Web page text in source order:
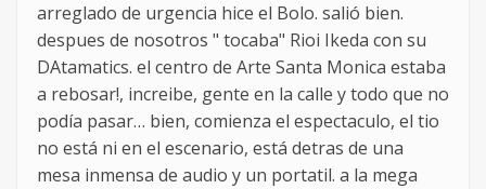
arreglado de urgencia hice el Bolo. salió bien.
despues de nosotros " tocaba" Rioi Ikeda con su
DAtamatics. el centro de Arte Santa Monica estaba
a rebosar!, increibe, gente en la calle y todo que no
podía pasar… bien, comienza el espectaculo, el tio
no está ni en el escenario, está detras de una
mesa inmensa de audio y un portatil. a la mega